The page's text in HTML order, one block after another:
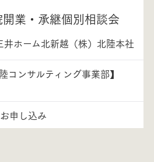
開業・承継個別相談会
ホーム北新越（株）北陸本社
コンサルティング事業部】
お申し込み